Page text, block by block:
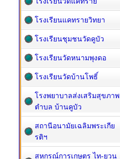
โรงเรียนแคทรายวิทยา
โรงเรียนชุมชนวัดคูบัว
โรงเรียนวัดหนามพุงดอ
โรงเรียนวัดบ้านโพธิ์
โรงพยาบาลส่งเสริมสุขภาพ
ตำบล บ้านคูบัว
สถานีอนามัยเฉลิมพระเกีย
รติฯ
สหกรณ์การเกษตร ไท-ยวน